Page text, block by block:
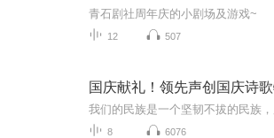
青石剧社周年庆的小剧场及游戏~
12 507
国庆献礼！领先声创国庆诗
8 6076